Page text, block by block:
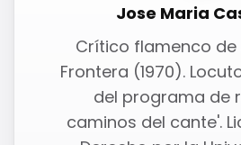
Jose Maria
Crítico flamenco de
Frontera (1970).
del programa de
caminos del cante'.